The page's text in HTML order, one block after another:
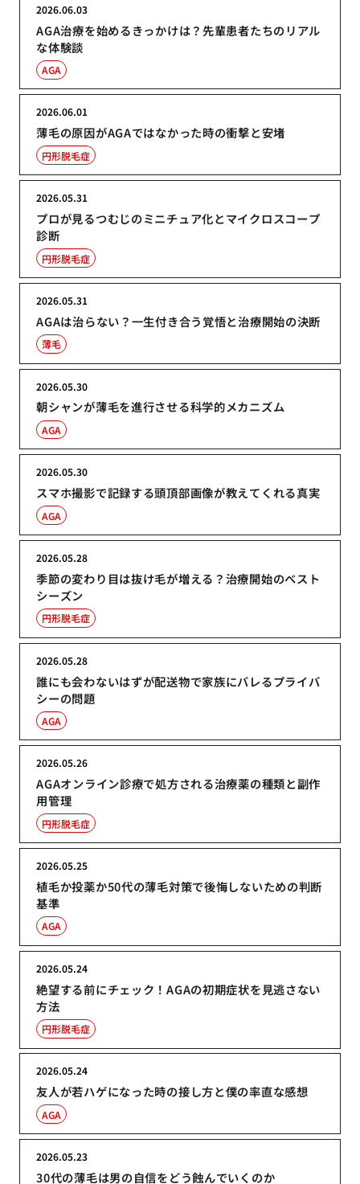
AGA治療を始めるきっかけは？先輩患者たちのリアル
な体験談
2026.06.03
AGA
薄毛の原因がAGAではなかった時の衝撃と安堵
2026.06.01
円形脱毛症
プロが見るつむじのミニチュア化とマイクロスコープ
診断
2026.05.31
円形脱毛症
AGAは治らない？一生付き合う覚悟と治療開始の決断
2026.05.31
薄毛
朝シャンが薄毛を進行させる科学的メカニズム
2026.05.30
AGA
スマホ撮影で記録する頭頂部画像が教えてくれる真実
2026.05.30
AGA
季節の変わり目は抜け毛が増える？治療開始のベスト
シーズン
2026.05.28
円形脱毛症
誰にも会わないはずが配送物で家族にバレるプライバ
シーの問題
2026.05.28
AGA
AGAオンライン診療で処方される治療薬の種類と副作
用管理
2026.05.26
円形脱毛症
植毛か投薬か50代の薄毛対策で後悔しないための判断
基準
2026.05.25
AGA
絶望する前にチェック！AGAの初期症状を見逃さない
方法
2026.05.24
円形脱毛症
友人が若ハゲになった時の接し方と僕の率直な感想
2026.05.24
AGA
30代の薄毛は男の自信をどう蝕んでいくのか
2026.05.23